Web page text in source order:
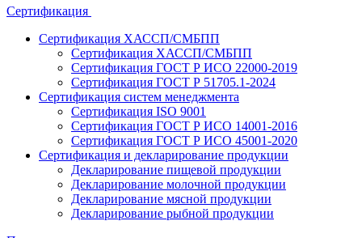
Сертификация
Сертификация ХАССП/СМБПП
Сертификация ХАССП/СМБПП
Сертификация ГОСТ Р ИСО 22000-2019
Сертификация ГОСТ Р 51705.1-2024
Сертификация систем менеджмента
Сертификация ISO 9001
Сертификация ГОСТ Р ИСО 14001-2016
Сертификация ГОСТ Р ИСО 45001-2020
Сертификация и декларирование продукции
Декларирование пищевой продукции
Декларирование молочной продукции
Декларирование мясной продукции
Декларирование рыбной продукции